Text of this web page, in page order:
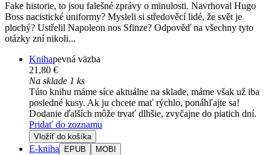
Fake historie, to jsou falešné zprávy o minulosti. Navrhoval Hugo
Boss nacistické uniformy? Mysleli si středověcí lidé, že svět je
plochý? Ustřelil Napoleon nos Sfinze? Odpověď na všechny tyto
otázky zní nikoli...
Knihapevná väzba
21,80 €
Na sklade 1 ks
Túto knihu máme síce aktuálne na sklade, máme však už iba
posledné kusy. Ak ju chcete mať rýchlo, ponáhľajte sa!
Dodanie ďalších môže trvať dlhšie, zvyčajne do piatich dní.
Pridať do zoznamu
Vložiť do košíka
E-kniha EPUB MOBI